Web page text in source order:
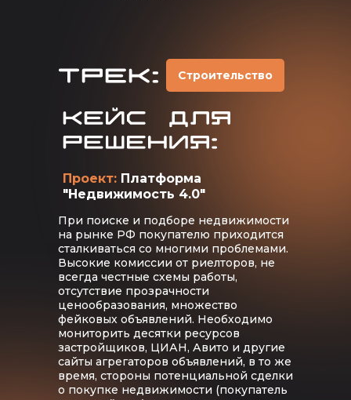
Проект: Платформа
"Недвижимость 4.0"
При поиске и подборе недвижимости
на рынке РФ покупателю приходится
сталкиваться со многими проблемами.
Высокие комиссии от риелторов, не
всегда честные схемы работы,
отсутствие прозрачности
ценообразования, множество
фейковых объявлений. Необходимо
мониторить десятки ресурсов
застройщиков, ЦИАН, Авито и другие
сайты агрегаторов объявлений, в то же
время, стороны потенциальной сделки
о покупке недвижимости (покупатель
Строительство